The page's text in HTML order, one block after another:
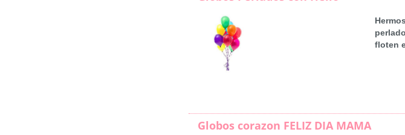
floten
Globos corazon FELIZ DIA MAMA